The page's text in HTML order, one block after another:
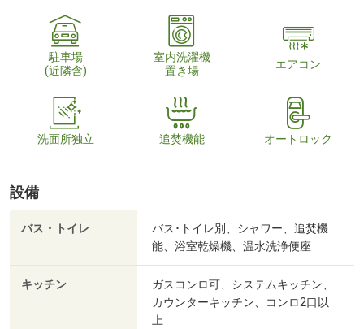
駐車場
(近隣含)
室内洗濯機
置き場
エアコン
洗面所独立 追焚機能 オートロック
設備
バス・トイレ
バス･トイレ別、シャワー、追焚機
能、浴室乾燥機、温水洗浄便座
キッチン
ガスコンロ可、システムキッチン、
カウンターキッチン、コンロ2口以
上